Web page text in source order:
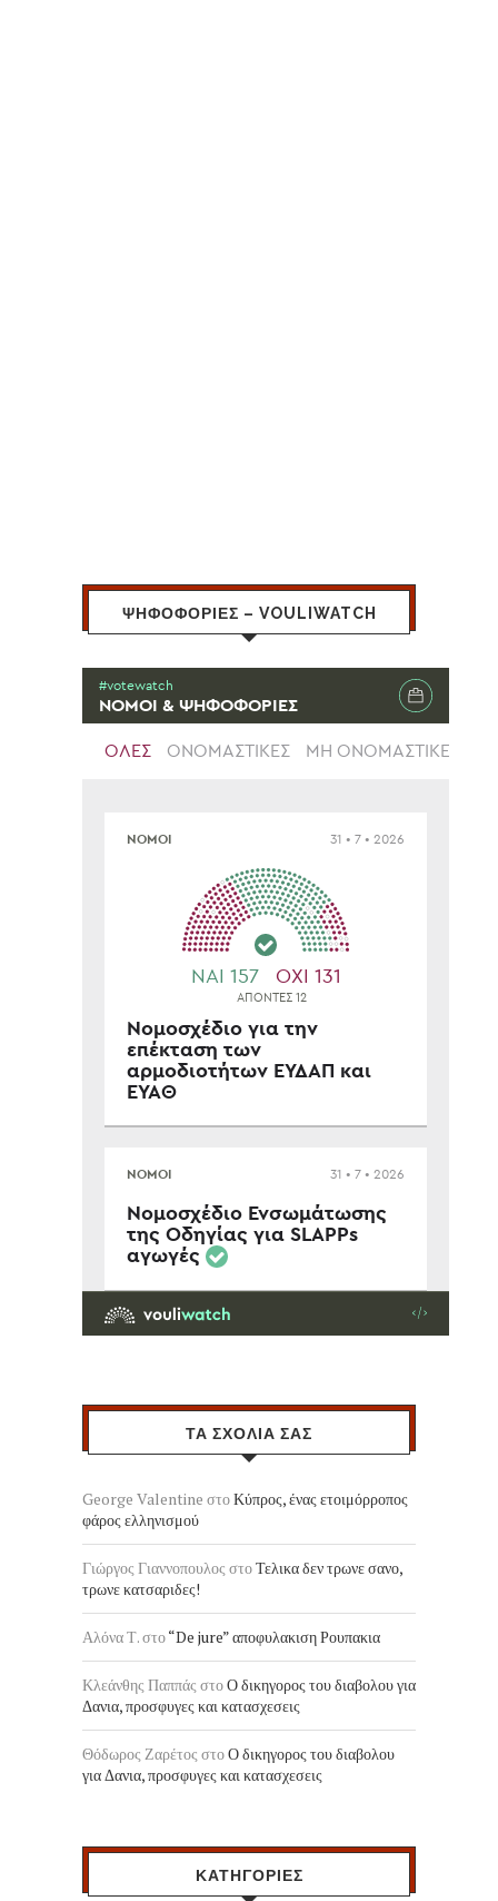
ΨΗΦΟΦΟΡΙΕΣ – VOULIWATCH
ΤΑ ΣΧΟΛΙΑ ΣΑΣ
George Valentine στοΚύπρος, ένας ετοιμόρροπος
φάρος ελληνισμού
Γιώργος Γιαννοπουλος στοΤελικα δεν τρωνε σανο,
τρωνε κατσαριδες!
Αλόνα Τ.στο“De jure” αποφυλακιση Ρουπακια
Κλεάνθης Παππάς στοΟ δικηγορος του διαβολου για
Δανια, προσφυγες και κατασχεσεις
Θόδωρος Ζαρέτος στοΟ δικηγορος του διαβολου
για Δανια, προσφυγες και κατασχεσεις
ΚΑΤΗΓΟΡΙΕΣ